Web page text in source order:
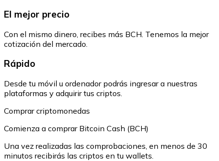
El mejor precio
Con el mismo dinero, recibes más BCH. Tenemos la mejor
cotización del mercado.
Rápido
Desde tu móvil u ordenador podrás ingresar a nuestras
plataformas y adquirir tus criptos.
Comprar criptomonedas
Comienza a comprar Bitcoin Cash (BCH)
Una vez realizadas las comprobaciones, en menos de 30
minutos recibirás las criptos en tu wallets.